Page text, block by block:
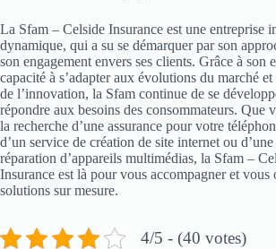
La Sfam – Celside Insurance est une entreprise
dynamique, qui a su se démarquer par son
son engagement envers ses clients. Grâce à son
capacité à s’adapter aux évolutions du marché et
de l’innovation, la Sfam continue de se
répondre aux besoins des consommateurs. Que
la recherche d’une assurance pour votre
d’un service de création de site internet ou
réparation d’appareils multimédias, la Sfam –
Insurance est là pour vous accompagner et vous
solutions sur mesure.
4/5 - (40 votes)